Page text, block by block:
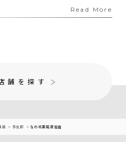
Read More
舗を探す
県 多気郡 なの花薬局斎宮店